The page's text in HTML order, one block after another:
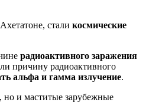
стали космические
радиоактивного заражения
причину радиоактивного
альфа и гамма излучение.
но и маститые зарубежные